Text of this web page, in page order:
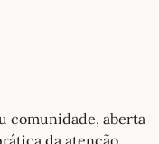
comunidade, aberta
da atenção